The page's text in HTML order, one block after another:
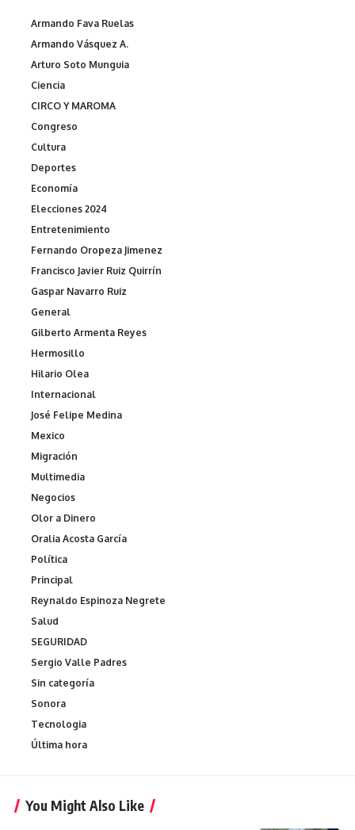
Armando Fava Ruelas
Armando Vásquez A.
Arturo Soto Munguia
Ciencia
CIRCO Y MAROMA
Congreso
Cultura
Deportes
Economía
Elecciones 2024
Entretenimiento
Fernando Oropeza Jimenez
Francisco Javier Ruiz Quirrín
Gaspar Navarro Ruiz
General
Gilberto Armenta Reyes
Hermosillo
Hilario Olea
Internacional
José Felipe Medina
Mexico
Migración
Multimedia
Negocios
Olor a Dinero
Oralia Acosta García
Política
Principal
Reynaldo Espinoza Negrete
Salud
SEGURIDAD
Sergio Valle Padres
Sin categoría
Sonora
Tecnologia
Última hora
You Might Also Like